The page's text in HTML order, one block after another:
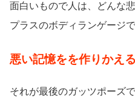
面白いもので人は、どんな
プラスのボディランゲージで
悪い記憶をを作りかえ
それが最後のガッツポーズで